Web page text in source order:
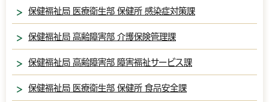
保健福祉局 医療衛生部 保健所 感染症対策課
保健福祉局 高齢障害部 介護保険管理課
保健福祉局 高齢障害部 障害福祉サービス課
保健福祉局 医療衛生部 保健所 食品安全課